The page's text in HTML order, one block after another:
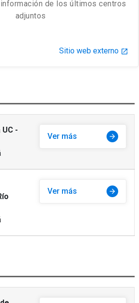
de los últimos centros
adjuntos
Sitio web externo launch
-
Ver más arrow_forward
Ver más arrow_forward